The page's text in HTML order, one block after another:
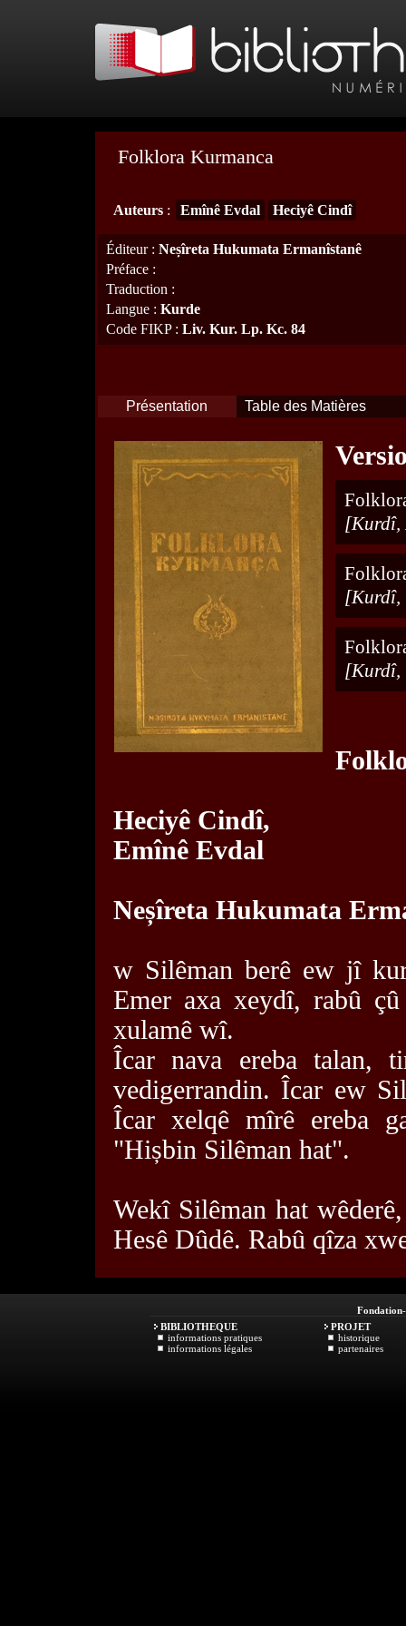
Folklora Kurmanca
Auteurs : Emînê Evdal Heciyê Cindî
Éditeur: Neșîreta Hukumata Ermanîstanê
Préface :
Traduction :
Langue : Kurde
Code FIKP: Liv. Kur. Lp. Kc. 84
Présentation Table des Matières
[Kurdî,
[Kurdî,
[Kurdî,
Heciyê Cindî,
Emînê Evdal
Neșîreta Hukumata
w Silêman berê ew jî
Emer axa xeydî, rabû
xulamê wî.
Îcar nava ereba talan,
vedigerrandin. Îcar ew
Îcar xelqê mîrê ereba
"Hișbin Silêman hat".
Wekî Silêman hat
Hesê Dûdê. Rabû qîza
Fondation
BIBLIOTHEQUE
informations pratiques
informations légales
PROJET
historique
partenaires